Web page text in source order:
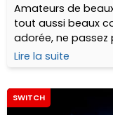
Amateurs de
tout aussi beaux
adorée, ne passez
Lire la suite
SWITCH